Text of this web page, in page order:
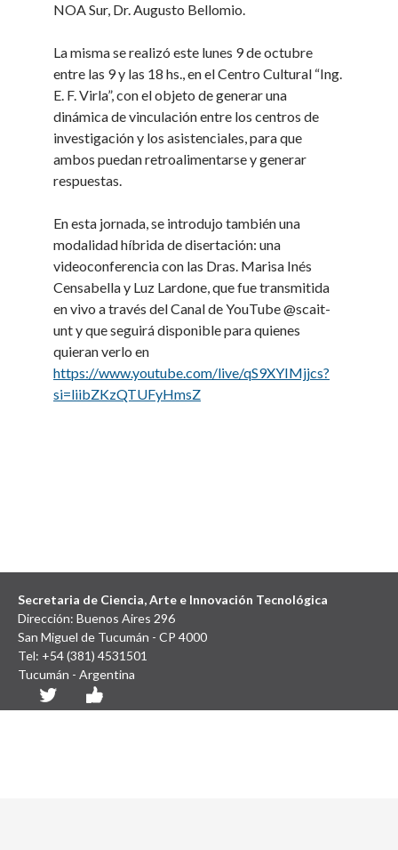
NOA Sur, Dr. Augusto Bellomio.
La misma se realizó este lunes 9 de octubre
entre las 9 y las 18 hs., en el Centro Cultural “Ing.
E. F. Virla”, con el objeto de generar una
dinámica de vinculación entre los centros de
investigación y los asistenciales, para que
ambos puedan retroalimentarse y generar
respuestas.
En esta jornada, se introdujo también una
modalidad híbrida de disertación: una
videoconferencia con las Dras. Marisa Inés
Censabella y Luz Lardone, que fue transmitida
en vivo a través del Canal de YouTube @scait-
unt y que seguirá disponible para quienes
quieran verlo en
https://www.youtube.com/live/qS9XYIMjjcs?
si=liibZKzQTUFyHmsZ
Secretaria de Ciencia, Arte e Innovación Tecnológica
Dirección: Buenos Aires 296
San Miguel de Tucumán - CP 4000
Tel: +54 (381) 4531501
Tucumán - Argentina